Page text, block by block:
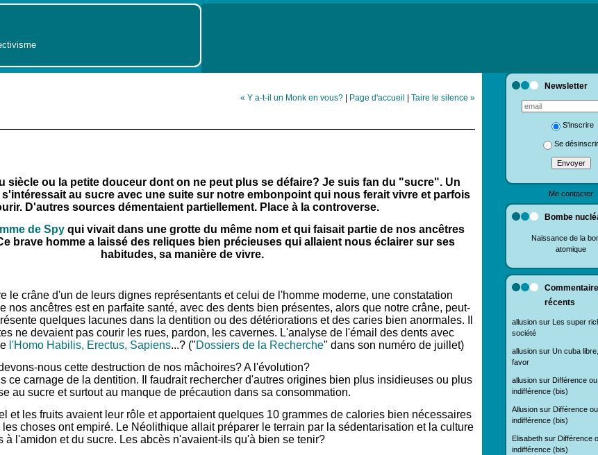
Newsletter
S'inscrire
Se
Me contacter
Bombe
Naissance de la
atomique
récents
allusion sur
Les super
société
allusion sur Un cuba
favor
allusion sur Différence ou
indifférence (bis)
Allusion sur Différence ou
indifférence (bis)
Elisabeth sur Différence
indifférence (bis)
« Y a-t-il un Monk en vous? | Page d'accueil | Taire le silence »
siècle ou la petite douceur dont on ne peut plus se défaire? Je suis fan du "sucre". Un
au sucre avec une suite sur notre embonpoint qui nous ferait vivre et parfois
D'autres sources démentaient partiellement. Place à la controverse.
de Spy qui vivait dans une grotte du même nom et qui faisait partie de nos ancêtres
brave homme a laissé des reliques bien précieuses qui allaient nous éclairer sur ses
habitudes, sa manière de vivre.
le crâne d'un de leurs dignes représentants et celui de l'homme moderne, une constatation
nos ancêtres est en parfaite santé, avec des dents bien présentes, alors que notre crâne, peut-
quelques lacunes dans la dentition ou des détériorations et des caries bien anormales. Il
ne devaient pas courir les rues, pardon, les cavernes. L'analyse de l'émail des dents avec
l'Homo Habilis, Erectus, Sapiens...? ("Dossiers de la Recherche" dans son numéro de juillet)
nous cette destruction de nos mâchoires? A l'évolution?
ce carnage de la dentition. Il faudrait rechercher d'autres origines bien plus insidieuses ou plus
au sucre et surtout au manque de précaution dans sa consommation.
et les fruits avaient leur rôle et apportaient quelques 10 grammes de calories bien nécessaires
choses ont empiré. Le Néolithique allait préparer le terrain par la sédentarisation et la culture
à l'amidon et du sucre. Les abcès n'avaient-ils qu'à bien se tenir?